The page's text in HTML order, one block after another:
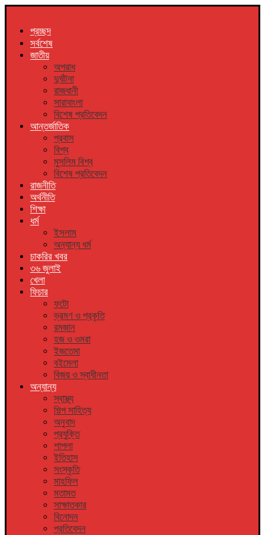
প্রচ্ছদ
সর্বশেষ
জাতীয়
অপরাধ
দুর্ঘটনা
রাজধানী
সারাবাংলা
বিশেষ প্রতিবেদন
আন্তর্জাতিক
প্রবাস
বিশ্ব
মুসলিম বিশ্ব
বিশেষ প্রতিবেদন
রাজনীতি
অর্থনীতি
শিক্ষা
ধর্ম
ইসলাম
অন্যান্য ধর্ম
চাকরির খবর
৩৬ জুলাই
খেলা
ফিচার
ফটো
ভ্রমণ ও প্রকৃতি
রমজান
হজ ও ওমরা
ইজতেমা
বইমেলা
বিজয় ও স্বাধীনতা
অন্যান্য
স্বাস্থ্য
শিল্প সাহিত্য
অনুবাদ
প্রযুক্তি
শাপলা
ইতিহাস
সংস্কৃতি
মাহফিল
মতামত
সাক্ষাতকার
বিনোদন
প্রতিবেদন